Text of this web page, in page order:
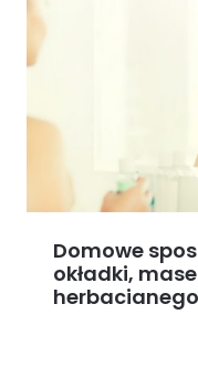
Domowe
okładki,
herbacianego